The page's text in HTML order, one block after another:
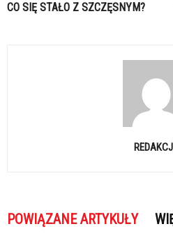
CO SIĘ STAŁO Z SZCZĘSNYM?
POWIĄZANE ARTYKUŁY